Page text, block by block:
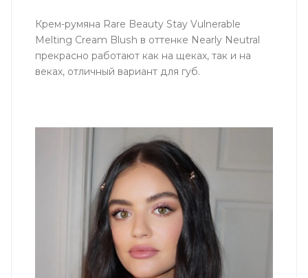
Крем-румяна Rare Beauty Stay Vulnerable
Melting Cream Blush в оттенке Nearly Neutral
прекрасно работают как на щеках, так и на
веках, отличный вариант для губ.